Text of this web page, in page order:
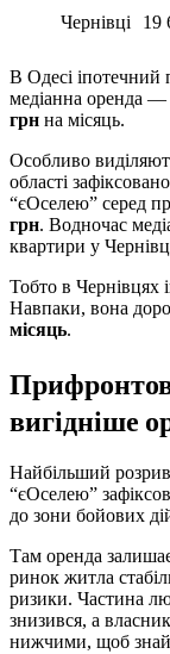
Чернівці
19
В Одесі іпотечний
медіанна оренда —
грн на місяць.
Особливо
області
“єОселею” серед
грн. Водночас
квартири у
Тобто в Чернівцях
Навпаки, вона
місяць.
вигідніше
Найбільший
“єОселею”
до зони бойових
Там оренда
ринок житла
ризики. Частина
знизився, а
нижчими, щоб